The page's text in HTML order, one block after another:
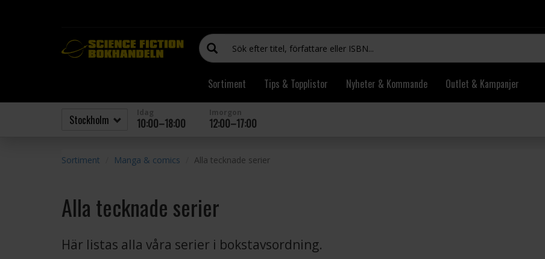
Sortiment Tips & Topplistor Nyheter & Kommande Outlet & Kampanjer
10:00–18:00 12:00–17:00
Sortiment Manga & comics Alla tecknade serier
Alla tecknade serier
Här listas alla våra serier i bokstavsordning.